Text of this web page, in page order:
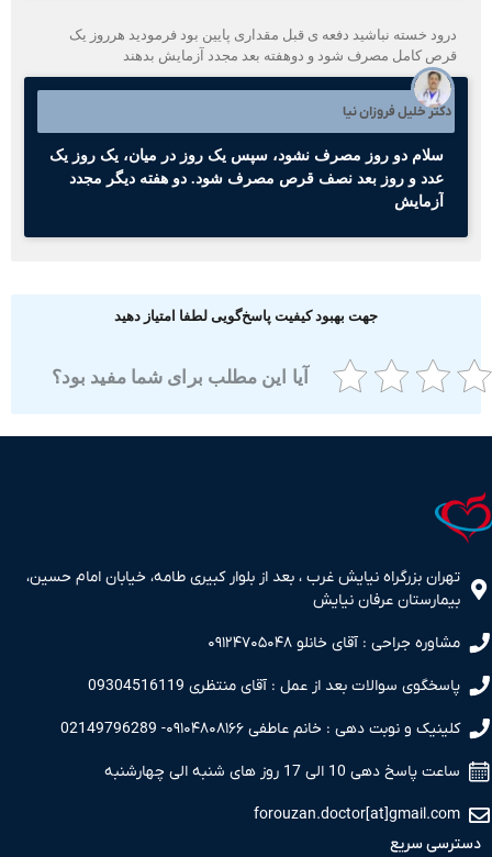
خسته نباشید دفعه ی قبل مقداری پایین بود فرمودید هرروز یک
کامل مصرف شود و دوهفته بعد مجدد آزمایش بدهند
دکتر خلیل فروزان نیا
سلام دو روز مصرف نشود، سپس یک روز در میان، یک روز یک
عدد و روز بعد نصف قرص مصرف شود. دو هفته دیگر مجدد
آزمایش
جهت بهبود کیفیت پاسخ‌گویی لطفا امتیاز دهید
آیا این مطلب برای شما مفید بود؟
بزرگراه نیایش غرب ، بعد از بلوار کبیری طامه، خیابان امام حسین،
عرفان نیایش
جراحی : آقای خانلو ۰۹۱۲۴۷۰۵۰۴۸
سوالات بعد از عمل : آقای منتظری 09304516119
و نوبت دهی : خانم عاطفی ۰۹۱۰۴۸۰۸۱۶۶- 02149796289
دهی 10 الی 17 روز های شنبه الی چهارشنبه
سریع